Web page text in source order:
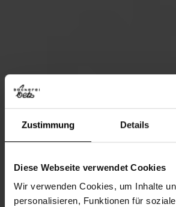
Zustimmung Details
Diese Webseite verwendet Cookies
Wir verwenden Cookies, um Inhalte
personalisieren, Funktionen für